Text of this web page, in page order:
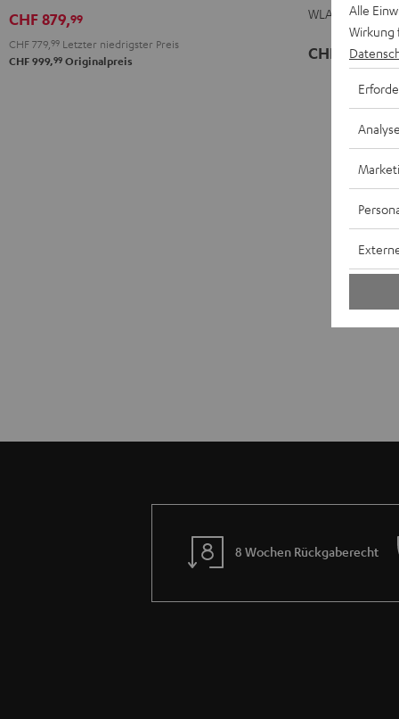
CHF 879,99
CHF 779, 99 Letzter niedrigster Preis
CHF 999,99 Originalpreis
WLAN mit
CHF 549,99
8 Wochen Rückgaberecht
Alle
Wirkung
Analyse